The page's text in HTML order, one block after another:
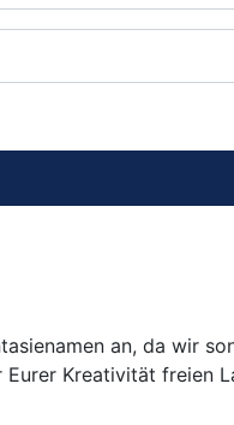
an, da wir
Kreativität freien